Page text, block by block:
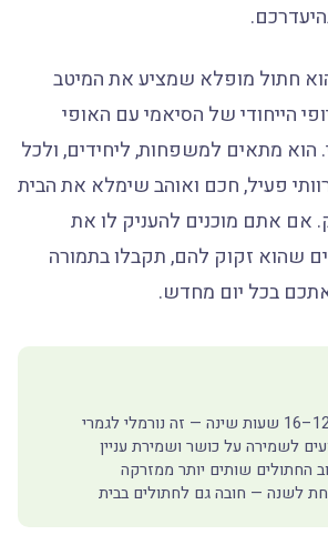
הוא חתול מופלא שמציע את המיטב
הייחודי של הסיאמי עם האופי
הוא מתאים למשפחות, ליחידים, ולכל
פעיל, חכם ואוהב שימלא את הבית
אתם מוכנים להעניק לו את
שהוא זקוק להם, תקבלו בתמורה
בכל יום מחדש.
לשמירה על כושר ושמירת עניין
החתולים שותים יותר ממזרקה
לשנה — חובה גם לחתולים בבית